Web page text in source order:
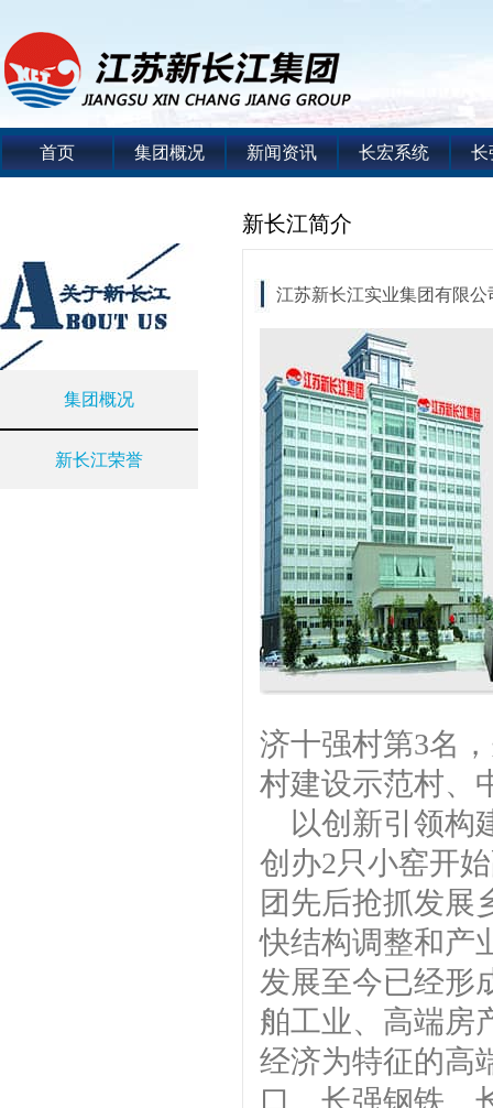
首页 集团概况 新闻资讯 长宏系统 长
集团概况
新长江荣誉
新长江简介
江苏新长江实业集团有限公
济十强村第3名
村建设示范村、
以创新引领构
创办2只小窑开
团先后抢抓发展
快结构调整和产
发展至今已经形
舶工业、高端房
经济为特征的高
口、长强钢铁、